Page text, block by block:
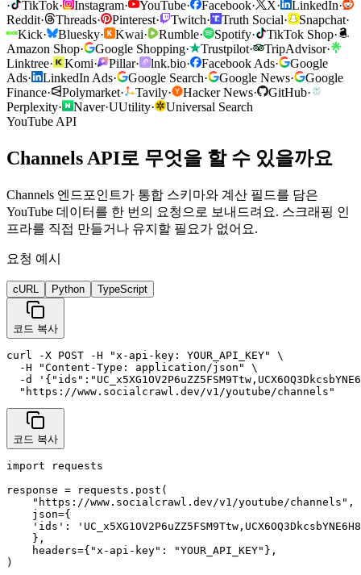
·
TikTok· Instagram· YouTube· Facebook· X· LinkedIn·
Reddit· Threads· Pinterest· Twitch· Truth Social· Snapchat·
Kick· Bluesky· Kwai· Rumble· Spotify· TikTok Shop·
Amazon Shop· Google Shopping· Trustpilot· TripAdvisor·
Linktree· Komi· Pillar· lnk.bio· Facebook Ads·
Google
Ads· LinkedIn Ads· Google Search· Google News·
Google
Finance· Polymarket· Tavily· Hacker News· GitHub·
Perplexity· Naver·UUtility·
Universal Search
YouTube API
Channels API로 무엇을 할 수 있을까요
Channels 엔드포인트가 통합 스키마와 계산 필드를 담은
YouTube 데이터를 한 번의 요청으로 보내드려요. 스크래핑 인
프라를 직접 만들거나 유지할 필요가 없어요.
요청 예시
cURL Python TypeScript
코드 복사
curl -X POST -H "x-api-key: YOUR_API_KEY" \
  -H "Content-Type: application/json" \
-d
  "https://www.socialcrawl.dev/v1/youtube/channels"
코드 복사
import requests
response = requests.post(
    "https://www.socialcrawl.dev/v1/youtube/channels",
    json={
'ids':
    },
    headers={"x-api-key": "YOUR_API_KEY"},
)